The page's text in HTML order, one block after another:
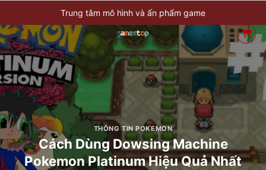
qua
nội
dung
Trung tâm mô hình và ấn phẩm game
THÔNG TIN POKEMON
Cách Dùng Dowsing Machine
Pokemon Platinum Hiệu Quả Nhất